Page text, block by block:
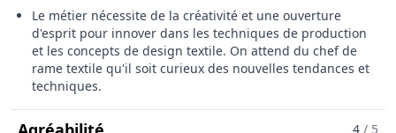
Le métier nécessite de la créativité et une ouverture
d'esprit pour innover dans les techniques de production
et les concepts de design textile. On attend du chef de
rame textile qu'il soit curieux des nouvelles tendances et
techniques.
Pour Le Métier De Chef / Cheffe De
4 / 5